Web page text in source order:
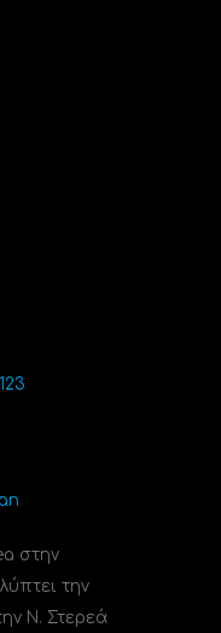
στην
την
Ν. Στερεά